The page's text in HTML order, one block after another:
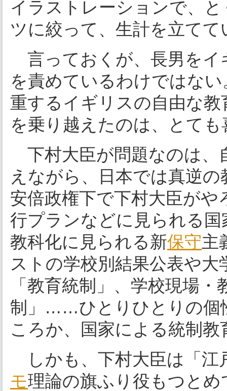
イラストレーションで、
ツに絞って、生計を立てて
言っておくが、長男をイ
を責めているわけではな
重するイギリスの自由な
を乗り越えたのは、とて
下村大臣が問題なのは、
えながら、日本では真逆
安倍政権下で下村大臣が
行プランなどに見られる
教科化に見られる新保守主
ストの学校別結果公表や
「教育統制」、学校現場
制」……ひとりひとりの個
ころか、国家による統制
しかも、下村大臣は「江
モ理論の旗ふり役もつと